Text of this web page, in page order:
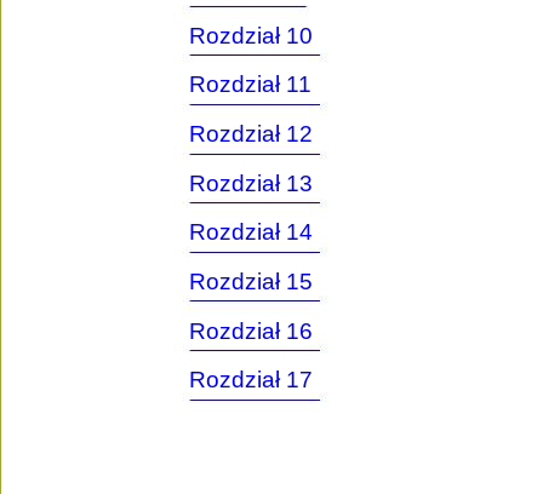
Rozdział 10
Rozdział 11
Rozdział 12
Rozdział 13
Rozdział 14
Rozdział 15
Rozdział 16
Rozdział 17